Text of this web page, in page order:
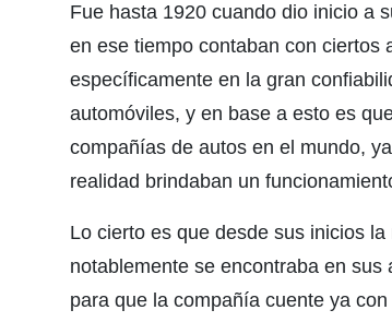
Fue hasta 1920 cuando dio inicio a
en ese tiempo contaban con ciertos
específicamente en la gran
automóviles, y en base a esto es
compañías de autos en el mundo,
realidad brindaban un
Lo cierto es que desde sus inicios
notablemente se encontraba en
para que la compañía cuente ya